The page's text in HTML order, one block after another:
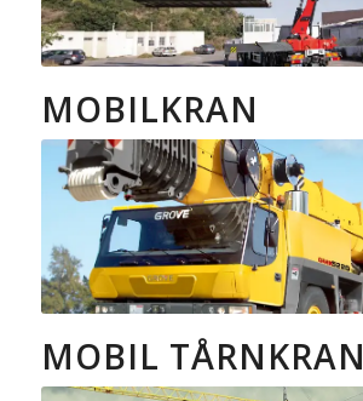
MOBILKRAN
MOBIL TÅRNKRAN